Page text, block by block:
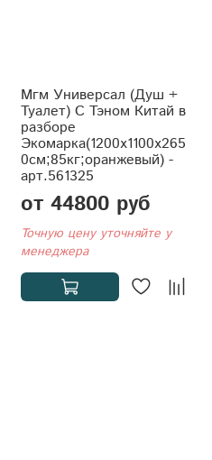
Мгм Универсал (Душ +
Туалет) С Тэном Китай в
разборе
Экомарка(1200x1100x265
0см;85кг;оранжевый) -
арт.561325
от 44800 руб
Точную цену уточняйте у
менеджера